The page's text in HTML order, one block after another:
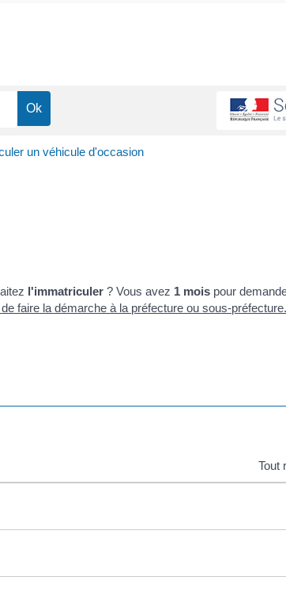
un véhicule d'occasion
l'immatriculer ? Vous avez 1 mois pour
faire la démarche à la préfecture ou sous-
Tout